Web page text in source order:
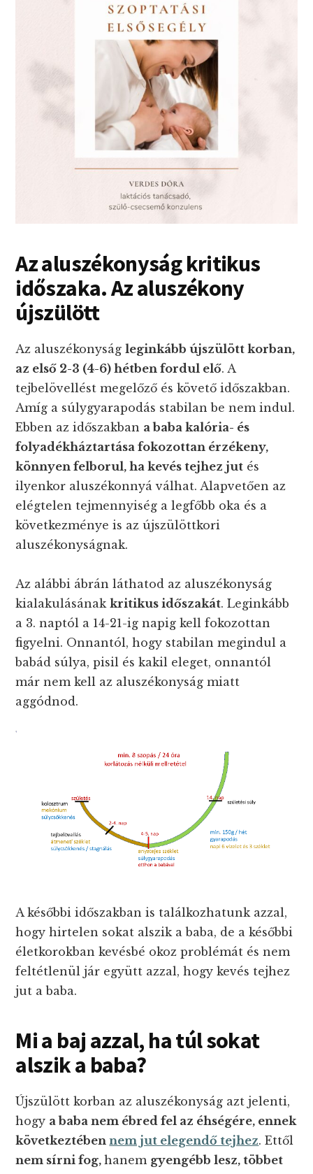
Az aluszékonyság kritikus
időszaka. Az aluszékony
újszülött
Az aluszékonyságleginkább újszülött korban,
az első 2-3 (4-6) hétben fordul elő. A
tejbelövellést megelőző és követő időszakban.
Amíg a súlygyarapodás stabilan be nem indul.
Ebben az időszakban a baba kalória- és
folyadékháztartása fokozottan érzékeny,
könnyen felborul, ha kevés tejhez jut és
ilyenkor aluszékonnyá válhat. Alapvetően az
elégtelen tejmennyiség a legfőbb oka és a
következménye is az újszülöttkori
aluszékonyságnak.
Az alábbi ábrán láthatod az aluszékonyság
kialakulásánakkritikus időszakát. Leginkább
a 3. naptól a 14-21-ig napig kell fokozottan
figyelni. Onnantól, hogy stabilan megindul a
babád súlya, pisil és kakil eleget, onnantól
már nem kell az aluszékonyság miatt
aggódnod.
A későbbi időszakban is találkozhatunk azzal,
hogy hirtelen sokat alszik a baba, de a későbbi
életkorokban kevésbé okoz problémát és nem
feltétlenül jár együtt azzal, hogy kevés tejhez
jut a baba.
Mi a baj azzal, ha túl sokat
alszik a baba?
Újszülött korban az aluszékonyság azt jelenti,
hogy a baba nem ébred fel az éhségére, ennek
következtébennem jut elegendő tejhez. Ettől
nem sírni fog,hanem gyengébb lesz, többet